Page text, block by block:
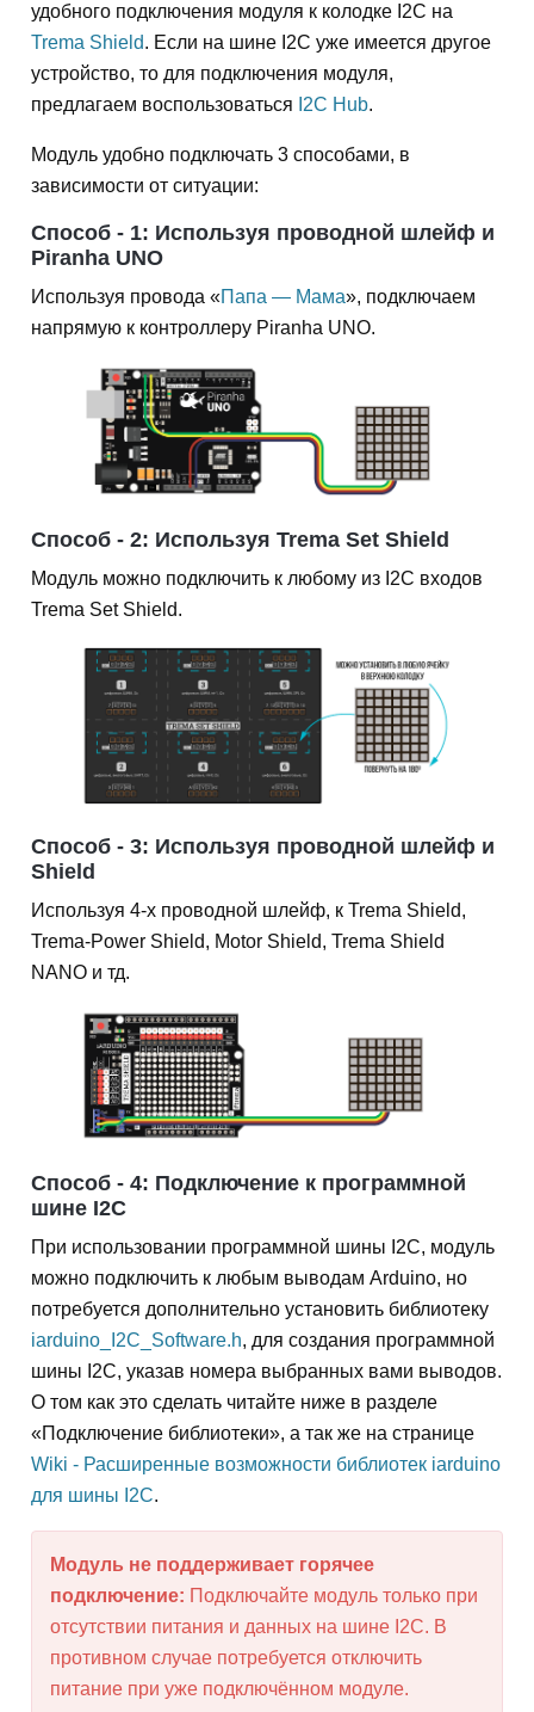
удобного подключения модуля к колодке I2C на
Trema Shield. Если на шине I2C уже имеется другое
устройство, то для подключения модуля,
предлагаем воспользоваться I2C Hub.
Модуль удобно подключать 3 способами, в
зависимости от ситуации:
Способ - 1: Используя проводной шлейф и
Piranha UNO
Используя провода «Папа — Мама», подключаем
напрямую к контроллеру Piranha UNO.
Способ - 2: Используя Trema Set Shield
Модуль можно подключить к любому из I2C входов
Trema Set Shield.
Способ - 3: Используя проводной шлейф и
Shield
Используя 4-х проводной шлейф, к Trema Shield,
Trema-Power Shield, Motor Shield, Trema Shield
NANO и тд.
Способ - 4: Подключение к программной
шине I2C
При использовании программной шины I2C, модуль
можно подключить к любым выводам Arduino, но
потребуется дополнительно установить библиотеку
iarduino_I2C_Software.h, для создания программной
шины I2C, указав номера выбранных вами выводов.
О том как это сделать читайте ниже в разделе
«Подключение библиотеки», а так же на странице
Wiki - Расширенные возможности библиотек iarduino
для шины I2C.
Модуль не поддерживает горячее
подключение: Подключайте модуль только при
отсутствии питания и данных на шине I2C. В
противном случае потребуется отключить
питание при уже подключённом модуле.